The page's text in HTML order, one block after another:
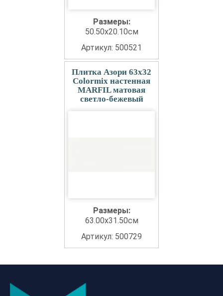
Размеры:
50.50x20.10см
Артикул: 500521
Плитка Азори 63x32
Colormix настенная
MARFIL матовая
светло-бежевый
Размеры:
63.00x31.50см
Артикул: 500729